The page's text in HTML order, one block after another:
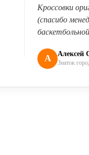
Кроссовки
(спасибо
А Алексей
Знаток